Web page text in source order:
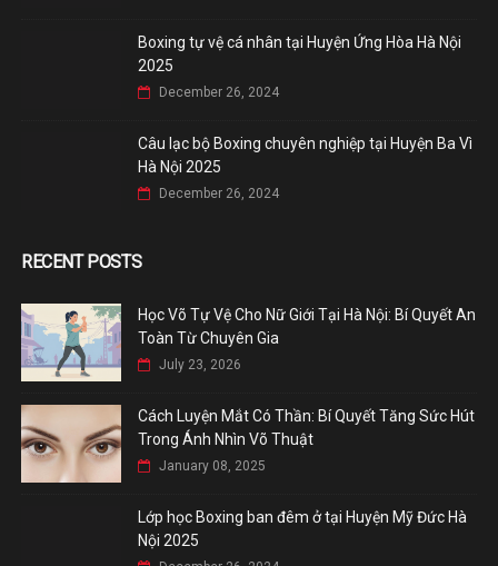
Boxing tự vệ cá nhân tại Huyện Ứng Hòa Hà Nội
2025
December 26, 2024
Câu lạc bộ Boxing chuyên nghiệp tại Huyện Ba Vì
Hà Nội 2025
December 26, 2024
RECENT POSTS
Học Võ Tự Vệ Cho Nữ Giới Tại Hà Nội: Bí Quyết An
Toàn Từ Chuyên Gia
July 23, 2026
Cách Luyện Mắt Có Thần: Bí Quyết Tăng Sức Hút
Trong Ánh Nhìn Võ Thuật
January 08, 2025
Lớp học Boxing ban đêm ở tại Huyện Mỹ Đức Hà
Nội 2025